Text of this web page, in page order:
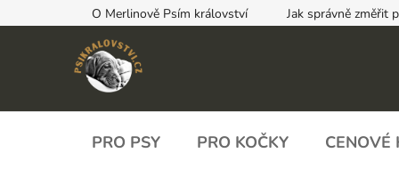
na
O Merlinově Psím království Jak správně změřit
PRO PSY PRO KOČKY CENOVÉ